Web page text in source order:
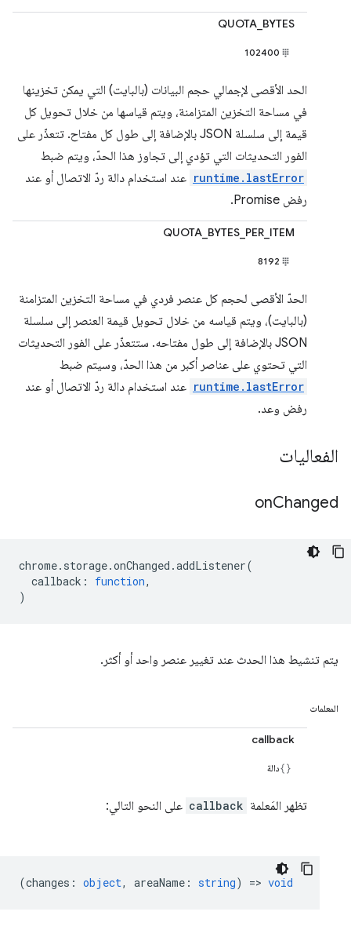
QUOTA_BYTES
102400
الحد الأقصى لإجمالي حجم البيانات (بالبايت) التي يمكن تخزينها
في مساحة التخزين المتزامنة، ويتم قياسها من خلال تحويل كل
قيمة إلى سلسلة JSON بالإضافة إلى طول كل مفتاح. تتعذّر على
الفور التحديثات التي تؤدي إلى تجاوز هذا الحدّ، ويتم ضبط
runtime.lastError عند استخدام دالة ردّ الاتصال أو عند
رفض Promise.
QUOTA_BYTES_PER_ITEM
8192
الحدّ الأقصى لحجم كل عنصر فردي في مساحة التخزين المتزامنة
(بالبايت)، ويتم قياسه من خلال تحويل قيمة العنصر إلى سلسلة
JSON بالإضافة إلى طول مفتاحه. ستتعذّر على الفور التحديثات
التي تحتوي على عناصر أكبر من هذا الحدّ، وسيتم ضبط
runtime.lastError عند استخدام دالة ردّ الاتصال أو عند
رفض وعد.
الفعاليات
onChanged
chrome. storage.onChanged .addListener(
callback : function,
)
يتم تنشيط هذا الحدث عند تغيير عنصر واحد أو أكثر.
المعلمات
callback
دالة
تظهر المَعلمة callback على النحو التالي:
(changes : object, areaName : string) => void